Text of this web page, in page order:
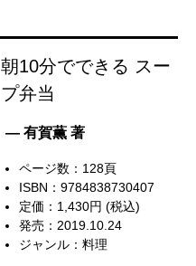
朝10分でできる スー
プ弁当
— 有賀薫 著
ページ数：128頁
ISBN：9784838730407
定価：1,430円 (税込)
発売：2019.10.24
ジャンル：料理